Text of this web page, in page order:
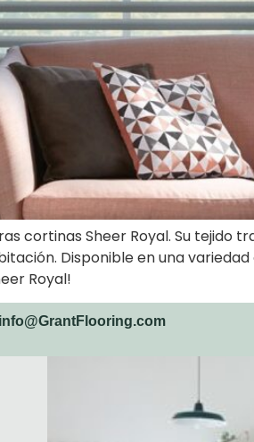
cortinas Sheer Royal. Su tejido
Disponible en una
Royal!
info@GrantFlooring.com